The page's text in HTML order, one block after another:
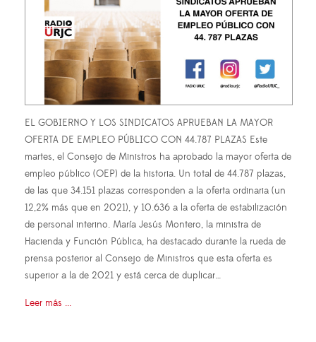
EL GOBIERNO Y LOS SINDICATOS APRUEBAN LA MAYOR
OFERTA DE EMPLEO PÚBLICO CON 44.787 PLAZAS Este
martes, el Consejo de Ministros ha aprobado la mayor oferta de
empleo público (OEP) de la historia. Un total de 44.787 plazas,
de las que 34.151 plazas corresponden a la oferta ordinaria (un
12,2% más que en 2021), y 10.636 a la oferta de estabilización
de personal interino. María Jesús Montero, la ministra de
Hacienda y Función Pública, ha destacado durante la rueda de
prensa posterior al Consejo de Ministros que esta oferta es
superior a la de 2021 y está cerca de duplicar…
Leer más ...